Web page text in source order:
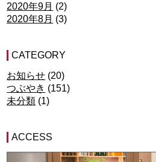
2020年9月 (2)
2020年8月 (3)
CATEGORY
お知らせ (20)
つぶやき (151)
未分類 (1)
ACCESS